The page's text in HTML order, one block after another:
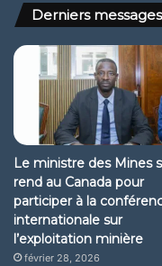
Derniers
Le ministre des Mines
rend au Canada pour
participer à la
internationale sur
l’exploitation minière
février 28, 2026